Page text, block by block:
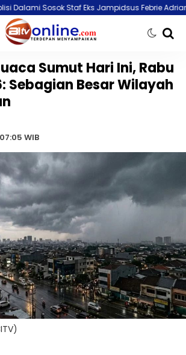
Eks Jampidsus Febrie Adriansyah yang
Sumut Hari Ini, Rabu
Sebagian Besar Wilayah
WIB